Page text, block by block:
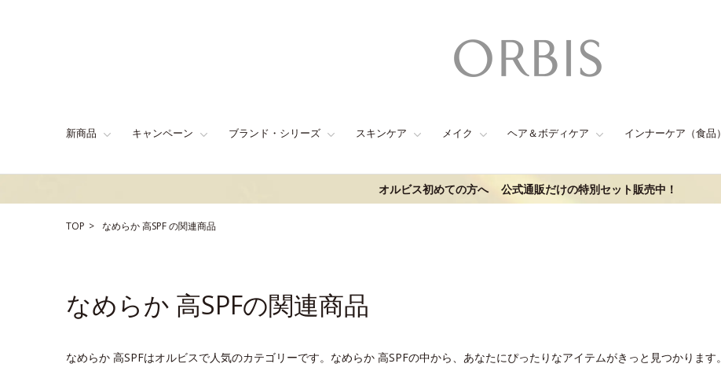
新商品 キャンペーン ブランド・シリーズ スキンケア メイク ヘア＆ボディケア インナーケア（食品）
オルビス初めての方へ 公式通販だけの特別セット販売中！
TOP なめらか高SPFの関連商品
なめらか 高SPFの関連商品
なめらか 高SPFはオルビスで人気のカテゴリーです。なめらか 高SPFの中から、あなたにぴったりなアイテムがきっと見つかります。